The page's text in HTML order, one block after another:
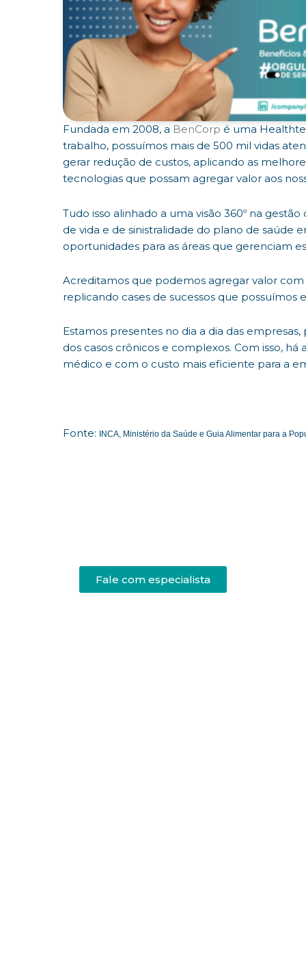
Fundada em 2008, a BenCorp é uma
trabalho, possuímos mais de 500 mil vidas
gerar redução de custos, aplicando as
tecnologias que possam agregar valor aos
Tudo isso alinhado a uma visão 360º na
de vida e de sinistralidade do plano de saúde
oportunidades para as áreas que gerenciam
Acreditamos que podemos agregar valor com
replicando cases de sucessos que possuímos
Estamos presentes no dia a dia das
dos casos crônicos e complexos. Com isso,
médico e com o custo mais eficiente para a
Fonte: INCA, Ministério da Saúde e Guia Alimentar para a
Fale com especialista